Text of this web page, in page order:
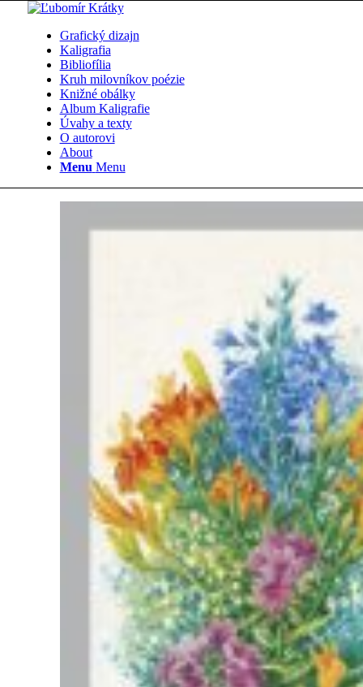
Grafický dizajn
Kaligrafia
Bibliofília
Kruh milovníkov poézie
Knižné obálky
Album Kaligrafie
Úvahy a texty
O autorovi
About
Menu Menu